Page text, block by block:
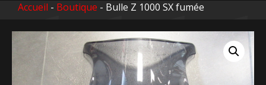
Accueil - Boutique - Bulle Z 1000 SX fumée